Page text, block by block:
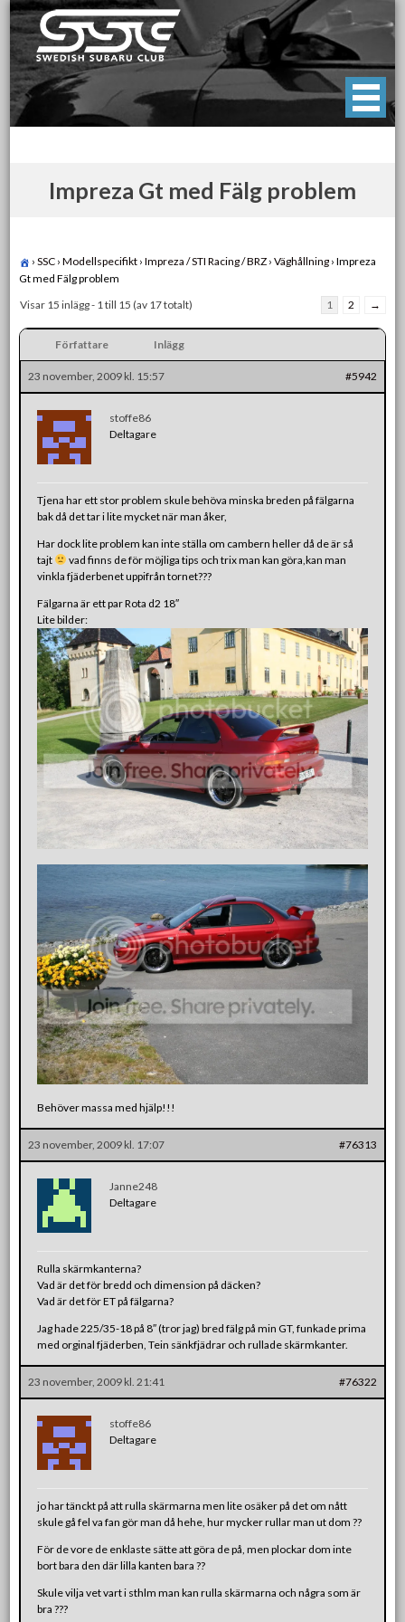
Skip
to
content
Swedish Subaru Club
För oss som älskar Subaru!
Impreza Gt med Fälg problem
› SSC › Modellspecifikt › Impreza / STI Racing / BRZ › Väghållning › Impreza
Gt med Fälg problem
Visar 15 inlägg - 1 till 15 (av 17 totalt)
1 2 →
Författare Inlägg
23 november, 2009 kl. 15:57 #5942
stoffe86
Deltagare
Tjena har ett stor problem skule behöva minska breden på fälgarna
bak då det tar i lite mycket när man åker,
Har dock lite problem kan inte ställa om cambern heller då de är så
tajt
vad finns de för möjliga tips och trix man kan göra,kan man
vinkla fjäderbenet uppifrån tornet???
Fälgarna är ett par Rota d2 18″
Lite bilder:
Behöver massa med hjälp!!!
23 november, 2009 kl. 17:07 #76313
Janne248
Deltagare
Rulla skärmkanterna?
Vad är det för bredd och dimension på däcken?
Vad är det för ET på fälgarna?
Jag hade 225/35-18 på 8″ (tror jag) bred fälg på min GT, funkade prima
med orginal fjäderben, Tein sänkfjädrar och rullade skärmkanter.
23 november, 2009 kl. 21:41 #76322
stoffe86
Deltagare
jo har tänckt på att rulla skärmarna men lite osäker på det om nått
skule gå fel va fan gör man då hehe, hur mycker rullar man ut dom ??
För de vore de enklaste sätte att göra de på, men plockar dom inte
bort bara den där lilla kanten bara ??
Skule vilja vet vart i sthlm man kan rulla skärmarna och några som är
bra ???